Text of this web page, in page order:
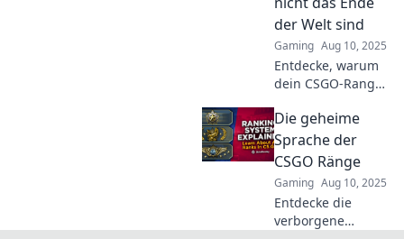
du deine
Platzierung
verbessern kannst.
der Welt sind
Gaming Aug 10, 2025
Entdecke, warum
dein CSGO-Rang
bedeutet! Freu
dich auf Tipps,
Motivation und die
wahre Bedeutung
des Spielens.
Die geheime
Sprache der
CSGO Ränge
Gaming Aug 10, 2025
Entdecke die
verborgene